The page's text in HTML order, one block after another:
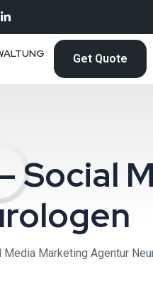
Get Quote
Social
Marketing Agentur